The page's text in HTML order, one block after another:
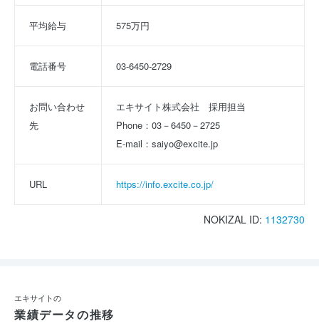
平均給与 575万円
電話番号 03-6450-2729
お問い合わせ
先
エキサイト株式会社　採用担当
Phone：03－6450－2725
E-mail：saiyo@excite.jp
URL https://info.excite.co.jp/
NOKIZAL ID: 1132730
エキサイトの
業績データの推移